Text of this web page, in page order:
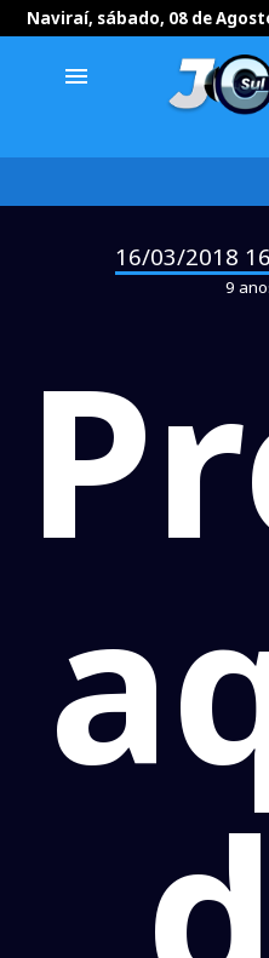
Naviraí, sábado, 08 de
menu
16/03/2018
9